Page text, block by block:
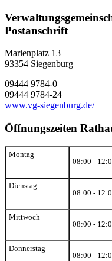
Postanschrift
Marienplatz 13
93354 Siegenburg
09444 9784-0
09444 9784-24
www.vg-siegenburg.de/
Öffnungszeiten
Montag
08:00 -
Dienstag
08:00 -
Mittwoch
08:00 -
Donnerstag
08:00 -